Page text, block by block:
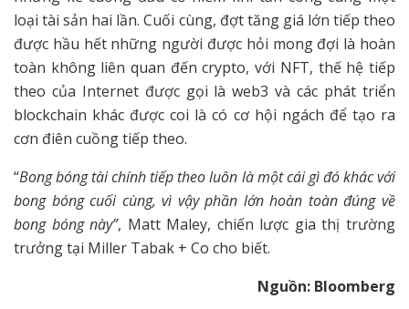
loại tài sản hai lần. Cuối cùng, đợt tăng giá lớn tiếp theo
được hầu hết những người được hỏi mong đợi là hoàn
toàn không liên quan đến crypto, với NFT, thế hệ tiếp
theo của Internet được gọi là web3 và các phát triển
blockchain khác được coi là có cơ hội ngách để tạo ra
cơn điên cuồng tiếp theo.
“Bong bóng tài chính tiếp theo luôn là một cái gì đó khác với
bong bóng cuối cùng, vì vậy phần lớn hoàn toàn đúng về
bong bóng này”, Matt Maley, chiến lược gia thị trường
trưởng tại Miller Tabak + Co cho biết.
Nguồn: Bloomberg